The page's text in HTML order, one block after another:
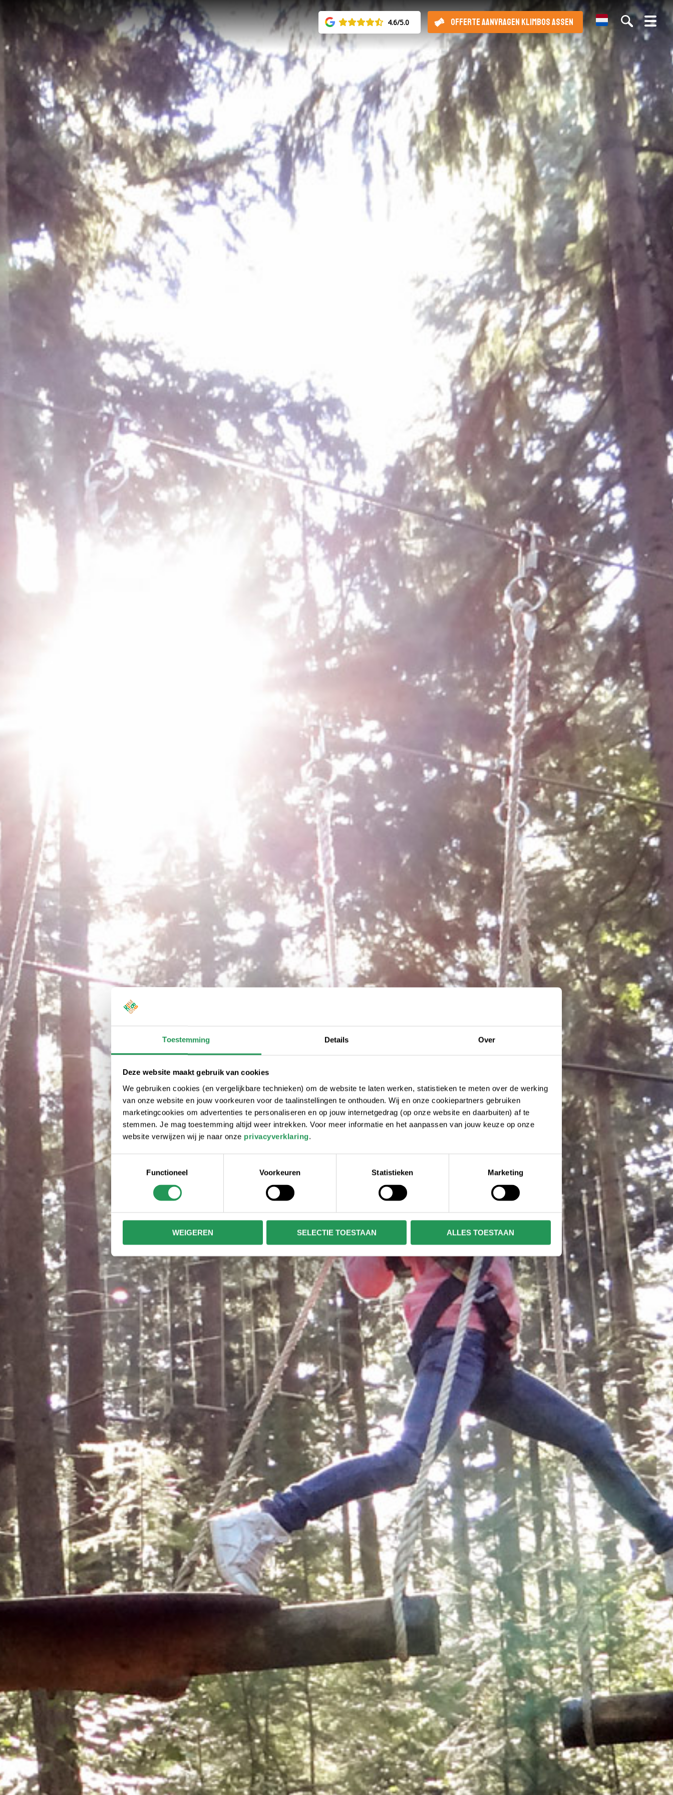
Toestemming Details Over
Deze website maakt gebruik van cookies
We gebruiken cookies (en vergelijkbare technieken) om de website te laten werken, statistieken te meten over de werking
van onze website en jouw voorkeuren voor de taalinstellingen te onthouden. Wij en onze cookiepartners gebruiken
marketingcookies om advertenties te personaliseren en op jouw internetgedrag (op onze website en daarbuiten) af te
stemmen. Je mag toestemming altijd weer intrekken. Voor meer informatie en het aanpassen van jouw keuze op onze
website verwijzen wij je naar onze privacyverklaring.
Toestemmingsselectie
Functioneel
Voorkeuren Statistieken Marketing
WEIGEREN SELECTIE TOESTAAN ALLES TOESTAAN
Dutch
4.6/5.0 OFFERTE AANVRAGEN KLIMBOS ASSEN